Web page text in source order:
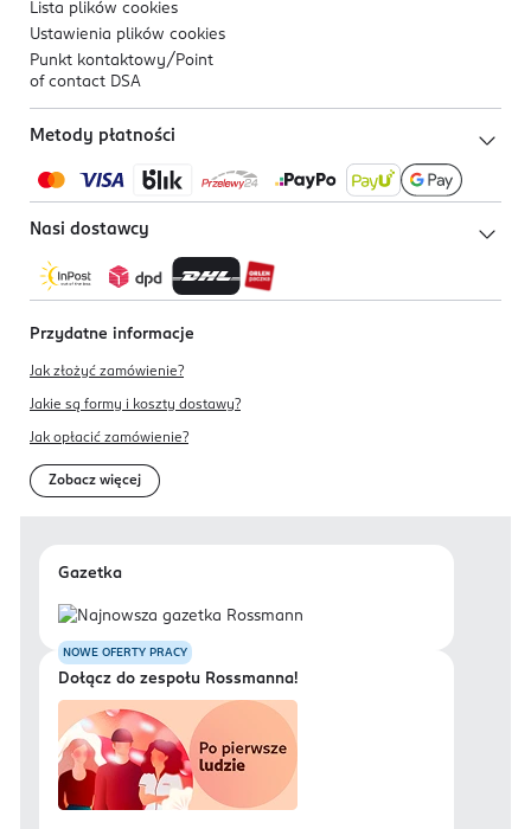
Lista plików cookies
Ustawienia plików cookies
Punkt kontaktowy/ Point
of contact DSA
Metody płatności
Nasi dostawcy
Przydatne informacje
Jak złożyć zamówienie?
Jakie są formy i koszty dostawy?
Jak opłacić zamówienie?
Zobacz więcej
Gazetka
NOWE OFERTY PRACY
Dołącz do zespołu Rossmanna!